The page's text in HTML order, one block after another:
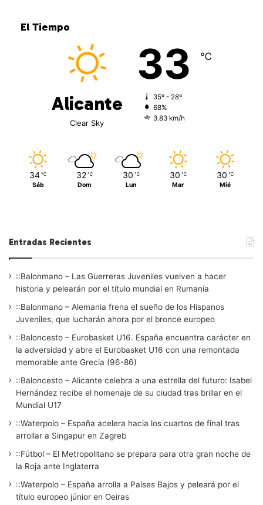
El Tiempo
Alicante
Clear Sky
33 ℃
35º - 28º
68%
3.83 km/h
34 ℃
Sáb
32 ℃
Dom
30 ℃
Lun
30 ℃
Mar
30 ℃
Mié
Entradas Recientes
::Balonmano – Las Guerreras Juveniles vuelven a hacer
historia y pelearán por el título mundial en Rumanía
::Balonmano – Alemania frena el sueño de los Hispanos
Juveniles, que lucharán ahora por el bronce europeo
::Baloncesto – Eurobasket U16. España encuentra carácter en
la adversidad y abre el Eurobasket U16 con una remontada
memorable ante Grecia (96-86)
::Baloncesto – Alicante celebra a una estrella del futuro: Isabel
Hernández recibe el homenaje de su ciudad tras brillar en el
Mundial U17
::Waterpolo – España acelera hacia los cuartos de final tras
arrollar a Singapur en Zagreb
::Fútbol – El Metropolitano se prepara para otra gran noche de
la Roja ante Inglaterra
::Waterpolo – España arrolla a Países Bajos y peleará por el
título europeo júnior en Oeiras